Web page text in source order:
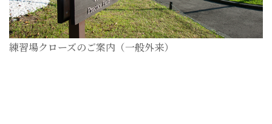
練習場クローズのご案内（一般外来）